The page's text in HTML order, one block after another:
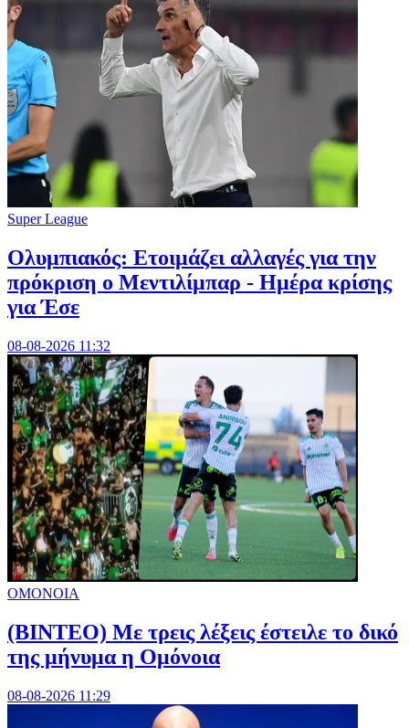
Super League
Ολυμπιακός: Ετοιμάζει αλλαγές για την
πρόκριση ο Μεντιλίμπαρ - Ημέρα κρίσης
για Έσε
08-08-2026 11:32
ΟΜΟΝΟΙΑ
(ΒΙΝΤΕΟ) Με τρεις λέξεις έστειλε το δικό
της μήνυμα η Ομόνοια
08-08-2026 11:29